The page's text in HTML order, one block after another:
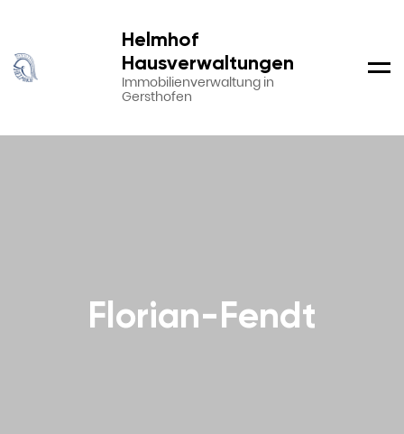
Helmhof
Hausverwaltungen
Immobilienverwaltung in
Gersthofen
Florian-Fendt